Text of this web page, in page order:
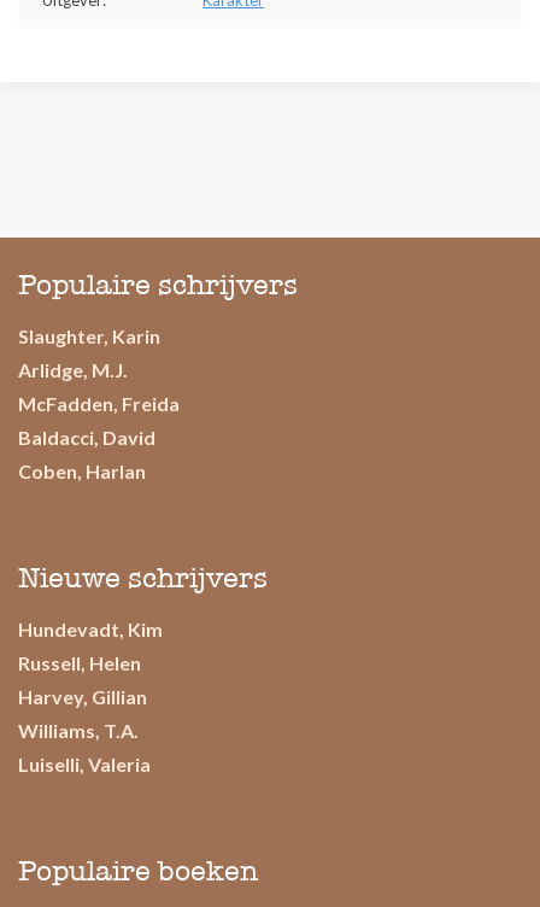
Populaire schrijvers
Slaughter, Karin
Arlidge, M.J.
McFadden, Freida
Baldacci, David
Coben, Harlan
Nieuwe schrijvers
Hundevadt, Kim
Russell, Helen
Harvey, Gillian
Williams, T.A.
Luiselli, Valeria
Populaire boeken